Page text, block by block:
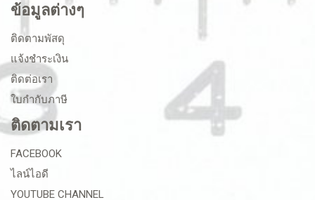
ข้อมูลต่างๆ
ติดตามพัสดุ
แจ้งชำระเงิน
ติดต่อเรา
ใบกำกับภาษี
ติดตามเรา
FACEBOOK
ไลน์ไอดี
YOUTUBE CHANNEL